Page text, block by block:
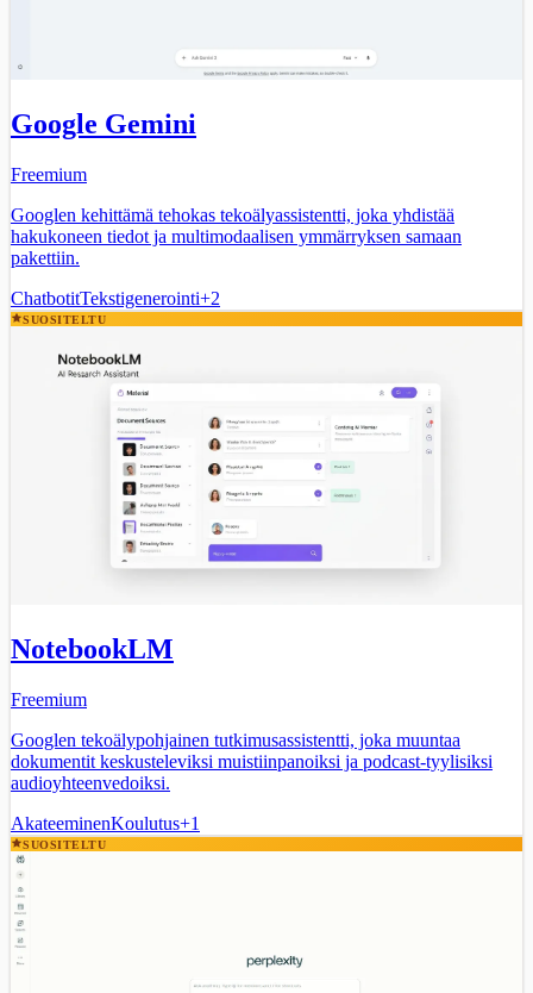
Google Gemini
Freemium
Googlen kehittämä tehokas tekoälyassistentti, joka yhdistää
hakukoneen tiedot ja multimodaalisen ymmärryksen samaan
pakettiin.
ChatbotitTekstigenerointi+2
SUOSITELTU
NotebookLM
Freemium
Googlen tekoälypohjainen tutkimusassistentti, joka muuntaa
dokumentit keskusteleviksi muistiinpanoiksi ja podcast-tyylisiksi
audioyhteenvedoiksi.
AkateeminenKoulutus+1
SUOSITELTU